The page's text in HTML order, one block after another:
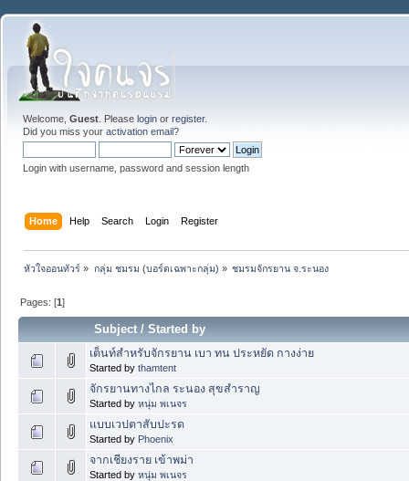
Welcome, Guest . Please login or register.
Did you miss your activation email?
Login with username, password and session length
Home Help Search Login Register
หัวใจออนทัวร์ » กลุ่ม ชมรม (บอร์ดเฉพาะกลุ่ม) » ชมรมจักรยาน จ.ระนอง
Pages: [1]
Subject/Started by
เต็นท์สำหรับจักรยาน เบา ทน ประหยัด กางง่าย
Started by thamtent
จักรยานทางไกล ระนอง สุขสำราญ
Started by หนุ่ม พเนจร
แบบเวปตาสับปะรด
Started by Phoenix
จากเชียงราย เข้าพม่า
Started by หนุ่ม พเนจร